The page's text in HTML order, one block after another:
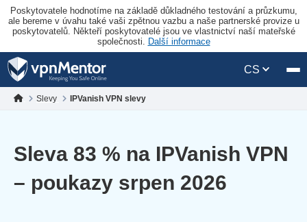
Poskytovatele hodnotíme na základě důkladného testování a průzkumu,
ale bereme v úvahu také vaši zpětnou vazbu a naše partnerské provize u
poskytovatelů. Někteří poskytovatelé jsou ve vlastnictví naší mateřské
společnosti. Další informace
CS
Slevy IPVanish VPN slevy
Sleva 83 % na IPVanish VPN
– poukazy srpen 2026